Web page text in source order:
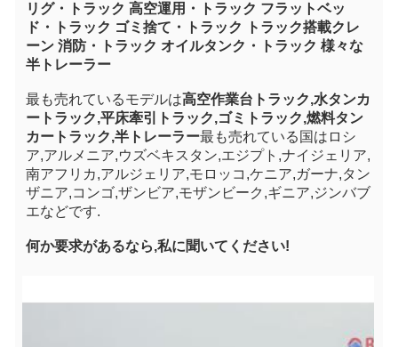
リグ・トラック 高空運用・トラック フラットベッ
ド・トラック ゴミ捨て・トラック トラック搭載クレ
ーン 消防・トラック オイルタンク・トラック 様々な
半トレーラー
最も売れているモデルは高空作業台トラック,水タンカ
ートラック,平床牽引トラック,ゴミトラック,燃料タン
カートラック,半トレーラー最も売れている国はロシ
ア,アルメニア,ウズベキスタン,エジプト,ナイジェリア,
南アフリカ,アルジェリア,モロッコ,ケニア,ガーナ,タン
ザニア,コンゴ,ザンビア,モザンビーク,ギニア,ジンバブ
エなどです.
何か要求があるなら,私に聞いてください!